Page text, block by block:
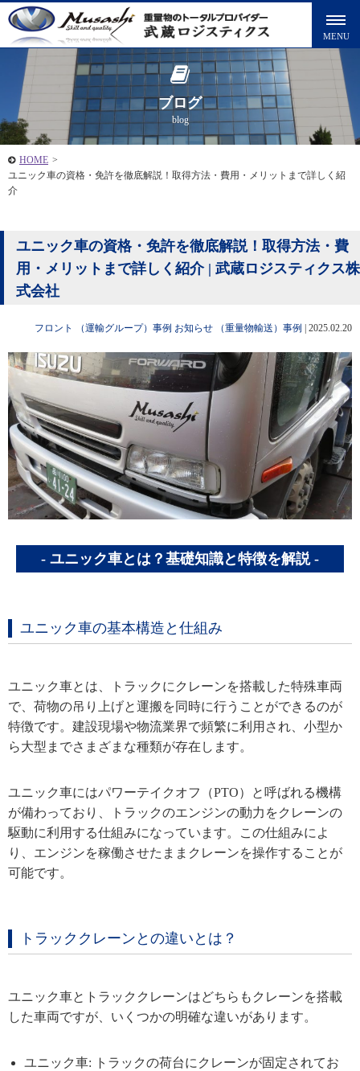
ブログ
blog
HOME >
ユニック車の資格・免許を徹底解説！取得方法・費用・メリットまで詳しく紹
介
ユニック車の資格・免許を徹底解説！取得方法・費
用・メリットまで詳しく紹介 | 武蔵ロジスティクス株
式会社
フロント （運輸グループ）事例 お知らせ （重量物輸送）事例 2025.02.20
ユニック車とは？基礎知識と特徴を解説
ユニック車の基本構造と仕組み
ユニック車とは、トラックにクレーンを搭載した特殊車両
で、荷物の吊り上げと運搬を同時に行うことができるのが
特徴です。建設現場や物流業界で頻繁に利用され、小型か
ら大型までさまざまな種類が存在します。
ユニック車にはパワーテイクオフ（PTO）と呼ばれる機構
が備わっており、トラックのエンジンの動力をクレーンの
駆動に利用する仕組みになっています。この仕組みによ
り、エンジンを稼働させたままクレーンを操作することが
可能です。
トラッククレーンとの違いとは？
ユニック車とトラッククレーンはどちらもクレーンを搭載
した車両ですが、いくつかの明確な違いがあります。
ユニック車: トラックの荷台にクレーンが固定されてお